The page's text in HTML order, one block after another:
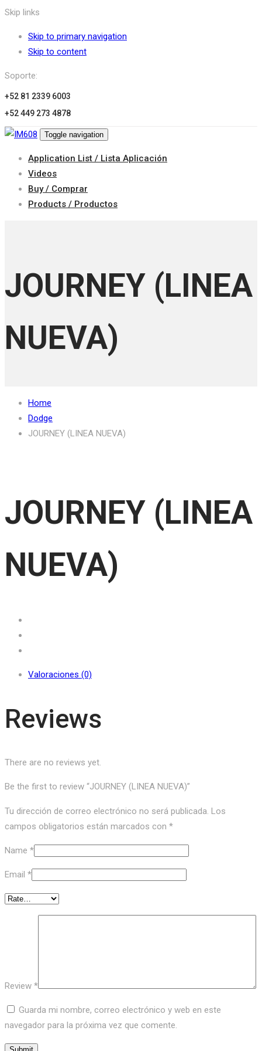
Skip links
Skip to primary navigation
Skip to content
Soporte:
+52 81 2339 6003
+52 449 273 4878
Toggle navigation
Application List / Lista Aplicación
Videos
Buy / Comprar
Products / Productos
JOURNEY (LINEA
NUEVA)
Home
Dodge
JOURNEY (LINEA NUEVA)
JOURNEY (LINEA
NUEVA)
Valoraciones (0)
Reviews
There are no reviews yet.
Be the first to review “JOURNEY (LINEA NUEVA)”
Tu dirección de correo electrónico no será publicada. Los
campos obligatorios están marcados con *
Name *
Email *
Review *
Guarda mi nombre, correo electrónico y web en este
navegador para la próxima vez que comente.